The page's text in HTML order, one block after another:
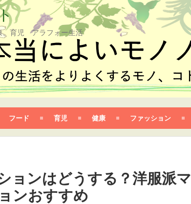
、育児 アラフォー生活
フード 育児 健康 ファッション
ョンはどうする？洋服派マ
ンおすすめ